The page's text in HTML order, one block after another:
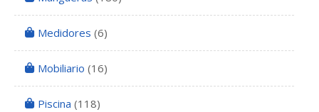
Medidores (6)
Mobiliario (16)
Piscina (118)